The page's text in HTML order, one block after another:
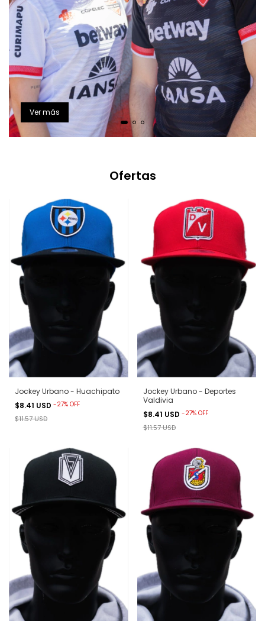
Ver más
Ofertas
Jockey Urbano - Huachipato
$8.41 USD -27% OFF
$11.57 USD
Jockey Urbano - Deportes
Valdivia
$8.41 USD -27% OFF
$11.57 USD